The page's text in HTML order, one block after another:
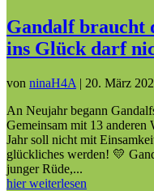
Gandalf braucht
ins Glück darf
von ninaH4A | 20. März
An Neujahr begann
Gemeinsam mit 13 anderen
Jahr soll nicht mit
glückliches werden! 💛
junger Rüde,...
hier weiterlesen